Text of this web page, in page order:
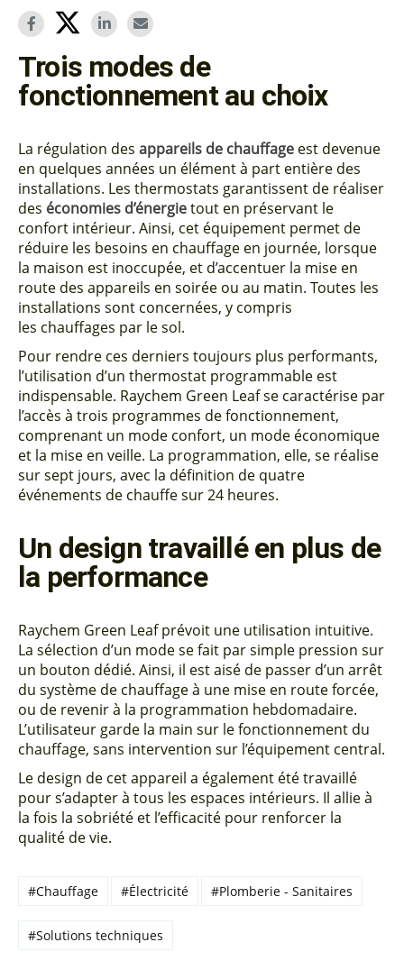
Trois modes de
fonctionnement au choix
La régulation des appareils de chauffage est devenue
en quelques années un élément à part entière des
installations. Les thermostats garantissent de réaliser
des économies d’énergietout en préservant le
confort intérieur. Ainsi, cet équipement permet de
réduire les besoins en chauffage en journée, lorsque
la maison est inoccupée, et d’accentuer la mise en
route des appareils en soirée ou au matin. Toutes les
installations sont concernées, y compris
les chauffages par le sol.
Pour rendre ces derniers toujours plus performants,
l’utilisation d’un thermostat programmable est
indispensable. Raychem Green Leaf se caractérise par
l’accès à trois programmes de fonctionnement,
comprenant un mode confort, un mode économique
et la mise en veille. La programmation, elle, se réalise
sur sept jours, avec la définition de quatre
événements de chauffe sur 24 heures.
Un design travaillé en plus de
la performance
Raychem Green Leaf prévoit une utilisation intuitive.
La sélection d’un mode se fait par simple pression sur
un bouton dédié. Ainsi, il est aisé de passer d’un arrêt
du système de chauffage à une mise en route forcée,
ou de revenir à la programmation hebdomadaire.
L’utilisateur garde la main sur le fonctionnement du
chauffage, sans intervention sur l’équipement central.
Le design de cet appareil a également été travaillé
pour s’adapter à tous les espaces intérieurs. Il allie à
la fois la sobriété et l’efficacité pour renforcer la
qualité de vie.
#Chauffage #Électricité #Plomberie - Sanitaires
#Solutions techniques